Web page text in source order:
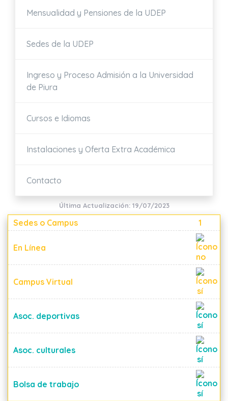
Mensualidad y Pensiones de la UDEP
Sedes de la UDEP
Ingreso y Proceso Admisión a la Universidad
de Piura
Cursos e Idiomas
Instalaciones y Oferta Extra Académica
Contacto
Última Actualización: 19/07/2023
Sedes o Campus 1
En Línea
Campus Virtual
Asoc. deportivas
Asoc. culturales
Bolsa de trabajo